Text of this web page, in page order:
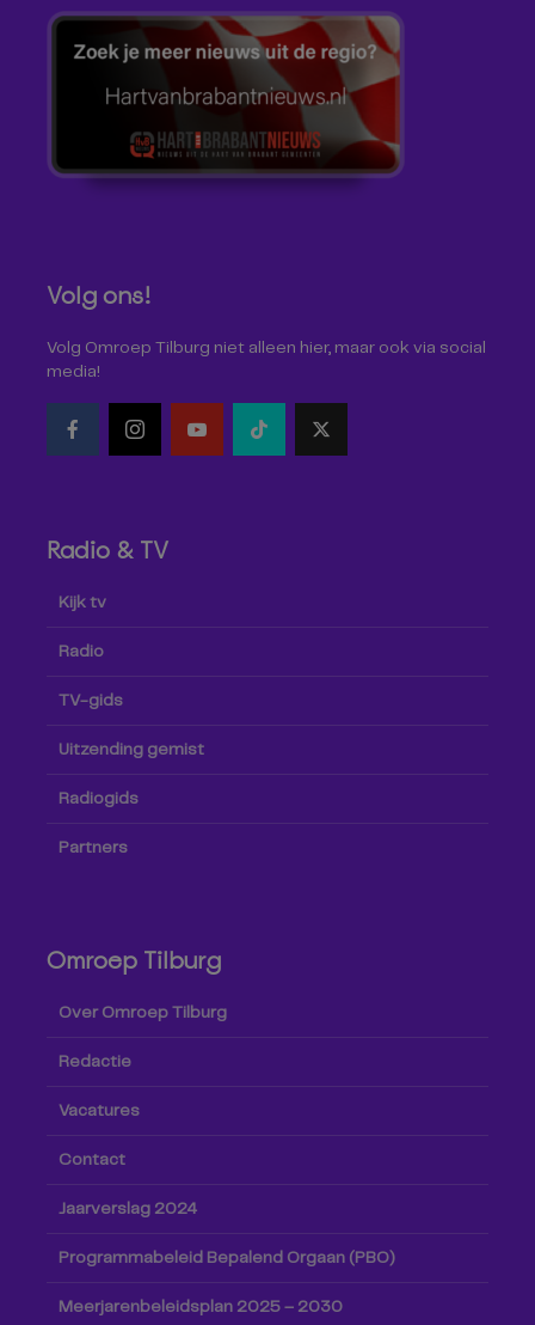
Volg ons!
Volg Omroep Tilburg niet alleen hier, maar ook via social
media!
Radio & TV
Kijk tv
Radio
TV-gids
Uitzending gemist
Radiogids
Partners
Omroep Tilburg
Over Omroep Tilburg
Redactie
Vacatures
Contact
Jaarverslag 2024
Programmabeleid Bepalend Orgaan (PBO)
Meerjarenbeleidsplan 2025 – 2030